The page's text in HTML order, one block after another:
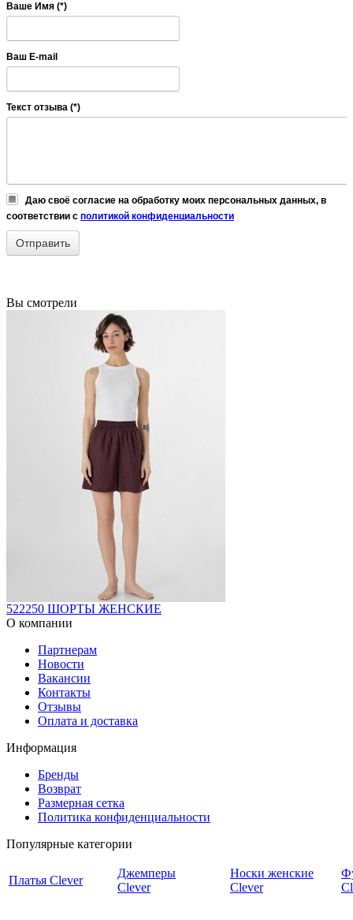
Ваше Имя (*)
Ваш E-mail
Текст отзыва (*)
Даю своё согласие на обработку моих персональных данных, в
соответствии с политикой конфиденциальности
Вы смотрели
522250 ШОРТЫ ЖЕНСКИЕ
О компании
Партнерам
Новости
Вакансии
Контакты
Отзывы
Оплата и доставка
Информация
Бренды
Возврат
Размерная сетка
Политика конфиденциальности
Популярные категории
Платья Clever
Джемперы
Clever
Носки женские
Clever